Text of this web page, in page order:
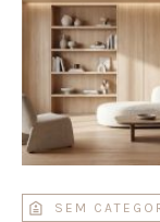
SEM